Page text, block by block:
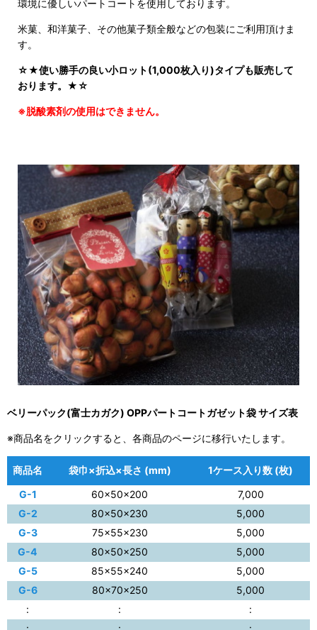
環境に優しいパートコートを使用しております。
米菓、和洋菓子、その他菓子類全般などの包装にご利用頂けま
す。
☆★使い勝手の良い小ロット(1,000枚入り)タイプも販売して
おります。★☆
※脱酸素剤の使用はできません。
ベリーパック(富士カガク) OPPパートコートガゼット袋 サイズ表
※商品名をクリックすると、各商品のページに移行いたします。
商品名 袋巾×折込×長さ (mm)
1ケース入り数 (枚)
G-1
60×50×200
7,000
G-2
80×50×230
5,000
G-3
75×55×230
5,000
G-4
80×50×250
5,000
G-5
85×55×240
5,000
G-6
80×70×250
5,000
:
:
: